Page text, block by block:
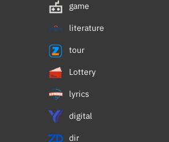
game
literature
tour
Lottery
lyrics
digital
dir